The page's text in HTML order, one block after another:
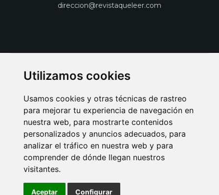
Utilizamos cookies
Usamos cookies y otras técnicas de rastreo
para mejorar tu experiencia de navegación en
nuestra web, para mostrarte contenidos
personalizados y anuncios adecuados, para
analizar el tráfico en nuestra web y para
comprender de dónde llegan nuestros
visitantes.
Aceptar Configurar
direccion@revistaqueleer.com
AVISO LEGAL POLITICA DE COOKIES
POLITICA DE PRIVACIDAD
PUBLICIDAD EN LA REVISTA QUÉ LEER
SORTEO-PREESTRENOS
SUSCRIPCIONES
Connecor Revistas